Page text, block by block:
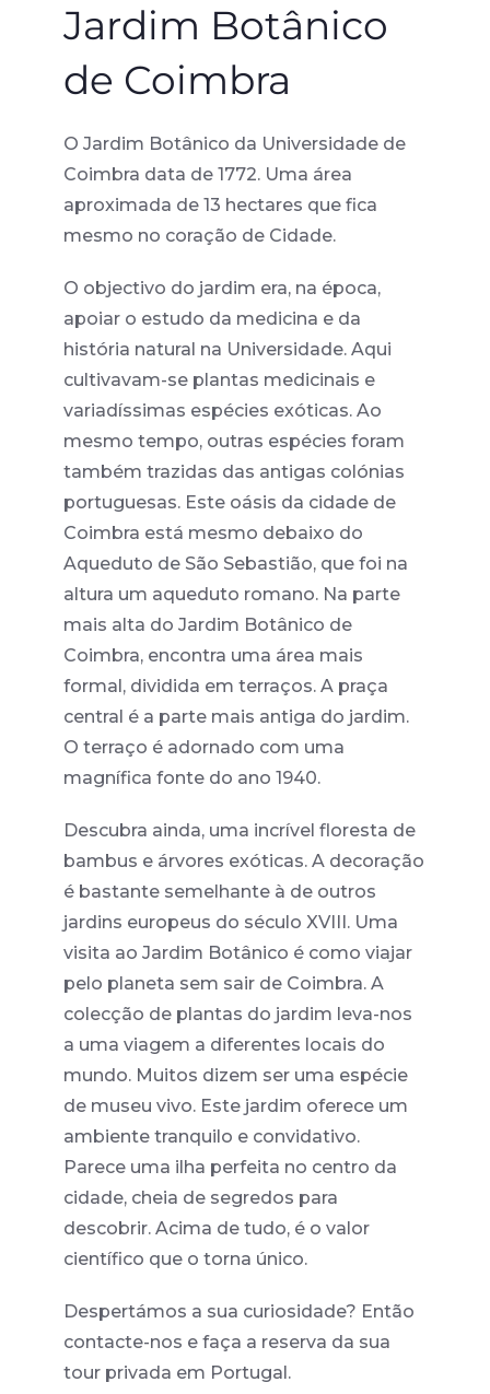
Jardim Botânico
de Coimbra
O Jardim Botânico da Universidade de
Coimbra data de 1772. Uma área
aproximada de 13 hectares que fica
mesmo no coração de Cidade.
O objectivo do jardim era, na época,
apoiar o estudo da medicina e da
história natural na Universidade. Aqui
cultivavam-se plantas medicinais e
variadíssimas espécies exóticas. Ao
mesmo tempo, outras espécies foram
também trazidas das antigas colónias
portuguesas. Este oásis da cidade de
Coimbra está mesmo debaixo do
Aqueduto de São Sebastião, que foi na
altura um aqueduto romano. Na parte
mais alta do Jardim Botânico de
Coimbra, encontra uma área mais
formal, dividida em terraços. A praça
central é a parte mais antiga do jardim.
O terraço é adornado com uma
magnífica fonte do ano 1940.
Descubra ainda, uma incrível floresta de
bambus e árvores exóticas. A decoração
é bastante semelhante à de outros
jardins europeus do século XVIII. Uma
visita ao Jardim Botânico é como viajar
pelo planeta sem sair de Coimbra. A
colecção de plantas do jardim leva-nos
a uma viagem a diferentes locais do
mundo. Muitos dizem ser uma espécie
de museu vivo. Este jardim oferece um
ambiente tranquilo e convidativo.
Parece uma ilha perfeita no centro da
cidade, cheia de segredos para
descobrir. Acima de tudo, é o valor
científico que o torna único.
Despertámos a sua curiosidade? Então
contacte-nos e faça a reserva da sua
tour privada em Portugal.